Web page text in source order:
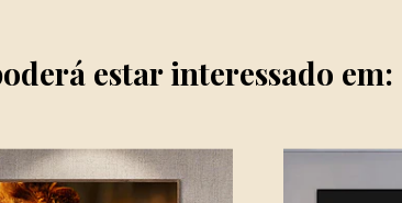
estar interessado em: